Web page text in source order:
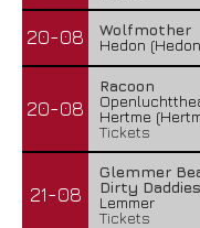
20-08
Wolfmother
Hedon
20-08
Racoon
Hertme
Tickets
21-08
Glemmer
Dirty
Lemmer
Tickets